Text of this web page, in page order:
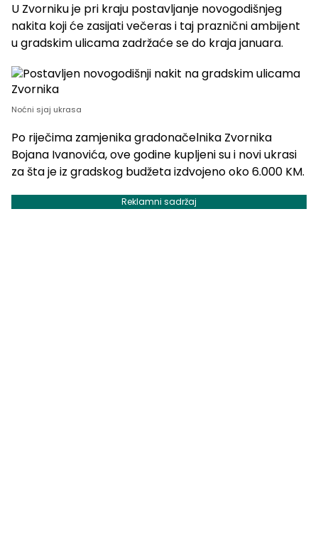
U Zvorniku je pri kraju postavljanje novogodišnjeg
nakita koji će zasijati večeras i taj praznični ambijent
u gradskim ulicama zadržaće se do kraja januara.
Noćni sjaj ukrasa
Po riječima zamjenika gradonačelnika Zvornika
Bojana Ivanovića, ove godine kupljeni su i novi ukrasi
za šta je iz gradskog budžeta izdvojeno oko 6.000 KM.
Reklamni sadržaj